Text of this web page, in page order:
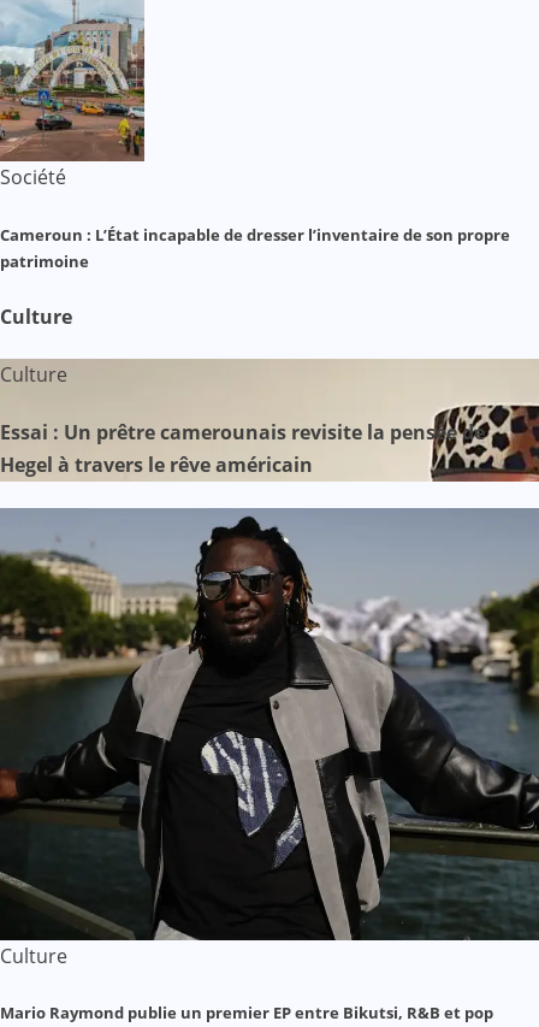
Société
Cameroun : L’État incapable de dresser l’inventaire de son propre
patrimoine
Culture
Culture
Essai : Un prêtre camerounais revisite la pensée de
Hegel à travers le rêve américain
Culture
Mario Raymond publie un premier EP entre Bikutsi, R&B et pop